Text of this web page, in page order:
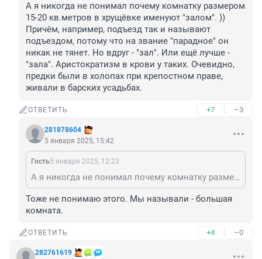
А я никогда не понимал почему комнатку размером
15-20 кв.метров в хрущёвке именуют "залом". ))
Причём, например, подъезд так и называют
подъездом, потому что на звание "парадное" он
никак не тянет. Но вдруг - "зал". Или ещё лучше -
"зала". Аристократизм в крови у таких. Очевидно,
предки были в холопах при крепостном праве,
живали в барских усадьбах.
ОТВЕТИТЬ +7 –3
281878604
5 января 2025, 15:42
Гость5 января 2025, 12:23
А я никогда не понимал почему комнатку размером 15-20 кв.метров в хрущёвке именуют "залом". )) Причём, например, подъезд так и называют подъездом, потому что на звание "парадное" он никак не тянет. Но вдруг - "зал". Или ещё лучше - "зала". Аристократизм в крови у таких. Очевидно, предки были в холопах при крепостном праве, живали в барских усадьбах.
Тоже не понимаю этого. Мы называли - большая
комната.
ОТВЕТИТЬ +4 –0
282761619